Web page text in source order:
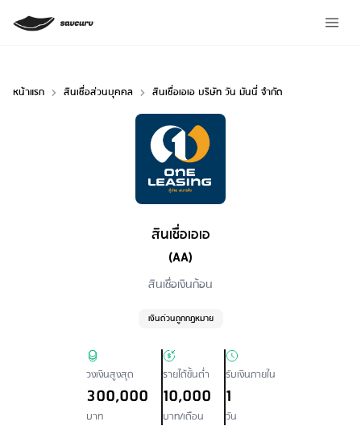
หน้าแรก สินเชื่อส่วนบุคคล สินเชื่อเอเอ บริษัท วัน มันนี่ จำกัด
สินเชื่อเอเอ
(AA)
สินเชื่อเงินก้อน
เงินด่วนถูกกฎหมาย
วงเงินสูงสุด
300,000
บาท
รายได้ขั้นต่ำ
10,000
บาท/เดือน
รับเงินภายใน
1
วัน